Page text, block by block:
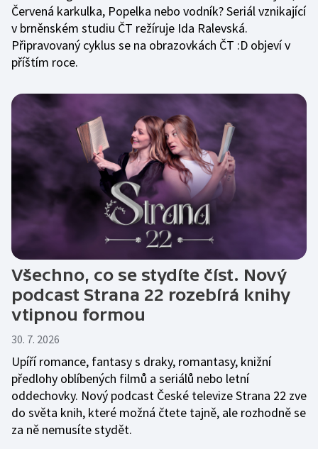
Červená karkulka, Popelka nebo vodník? Seriál vznikající
v brněnském studiu ČT režíruje Ida Ralevská.
Připravovaný cyklus se na obrazovkách ČT :D objeví v
příštím roce.
Všechno, co se stydíte číst. Nový
podcast Strana 22 rozebírá knihy
vtipnou formou
30. 7. 2026
Upíří romance, fantasy s draky, romantasy, knižní
předlohy oblíbených filmů a seriálů nebo letní
oddechovky. Nový podcast České televize Strana 22 zve
do světa knih, které možná čtete tajně, ale rozhodně se
za ně nemusíte stydět.